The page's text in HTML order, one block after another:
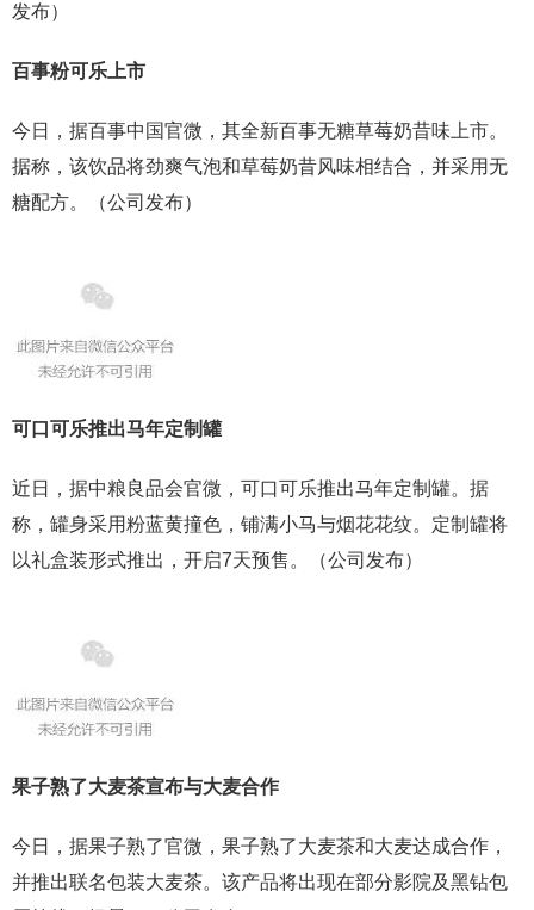
发布）
百事粉可乐上市
今日，据百事中国官微，其全新百事无糖草莓奶昔味上市。
据称，该饮品将劲爽气泡和草莓奶昔风味相结合，并采用无
糖配方。（公司发布）
可口可乐推出马年定制罐
近日，据中粮良品会官微，可口可乐推出马年定制罐。据
称，罐身采用粉蓝黄撞色，铺满小马与烟花花纹。定制罐将
以礼盒装形式推出，开启7天预售。（公司发布）
果子熟了大麦茶宣布与大麦合作
今日，据果子熟了官微，果子熟了大麦茶和大麦达成合作，
并推出联名包装大麦茶。该产品将出现在部分影院及黑钻包